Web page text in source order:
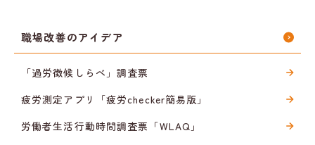
職場改善のアイデア
「過労徴候しらべ」調査票
疲労測定アプリ「疲労checker簡易版」
労働者生活行動時間調査票「WLAQ」